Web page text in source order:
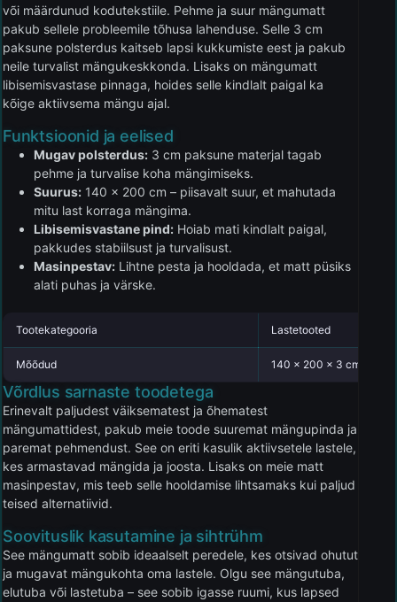
või määrdunud kodutekstiile. Pehme ja suur mängumatt
pakub sellele probleemile tõhusa lahenduse. Selle 3 cm
paksune polsterdus kaitseb lapsi kukkumiste eest ja pakub
neile turvalist mängukeskkonda. Lisaks on mängumatt
libisemisvastase pinnaga, hoides selle kindlalt paigal ka
kõige aktiivsema mängu ajal.
Funktsioonid ja eelised
Mugav polsterdus: 3 cm paksune materjal tagab
pehme ja turvalise koha mängimiseks.
Suurus: 140 x 200 cm – piisavalt suur, et mahutada
mitu last korraga mängima.
Libisemisvastane pind: Hoiab mati kindlalt paigal,
pakkudes stabiilsust ja turvalisust.
Masinpestav: Lihtne pesta ja hooldada, et matt püsiks
alati puhas ja värske.
Tootekategooria Lastetooted
Mõõdud 140 x 200 x 3 cm
Võrdlus sarnaste toodetega
Erinevalt paljudest väiksematest ja õhematest
mängumattidest, pakub meie toode suuremat mängupinda ja
paremat pehmendust. See on eriti kasulik aktiivsetele lastele,
kes armastavad mängida ja joosta. Lisaks on meie matt
masinpestav, mis teeb selle hooldamise lihtsamaks kui paljud
teised alternatiivid.
Soovituslik kasutamine ja sihtrühm
See mängumatt sobib ideaalselt peredele, kes otsivad ohutut
ja mugavat mängukohta oma lastele. Olgu see mängutuba,
elutuba või lastetuba – see sobib igasse ruumi, kus lapsed